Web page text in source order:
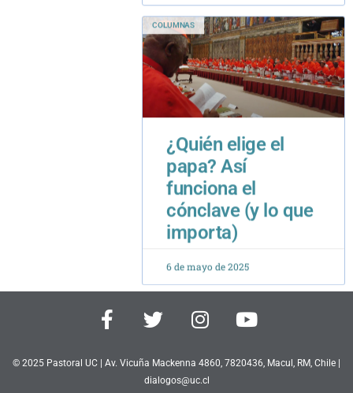
¿Quién elige el
papa? Así
funciona el
cónclave (y lo que
importa)
6 de mayo de 2025
F
a
e
T
w
t
t
I
n
t
a
Y
o
t
© 2025 Pastoral UC | Av. Vicuña Mackenna 4860, 7820436, Macul, RM, Chile |
dialogos@uc.cl